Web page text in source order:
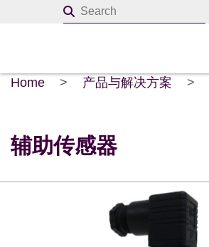
Home > 产品与解决方案 >
辅助传感器